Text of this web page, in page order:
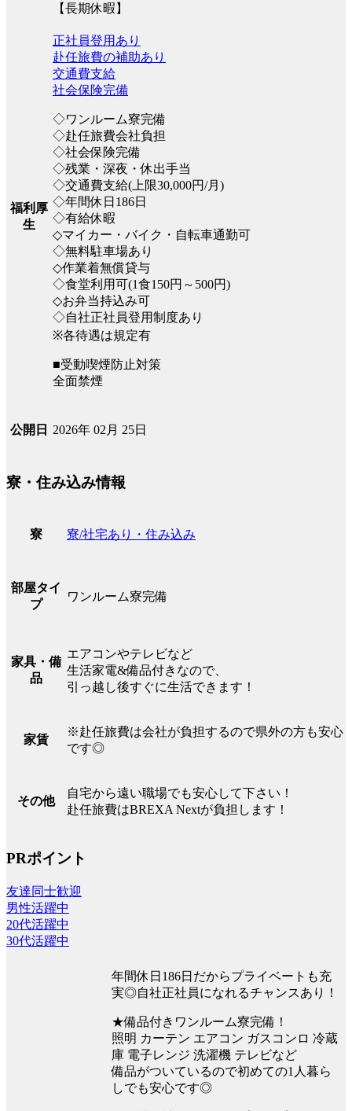
【長期休暇】
福利厚
生
正社員登用あり
赴任旅費の補助あり
交通費支給
社会保険完備
◇ワンルーム寮完備
◇赴任旅費会社負担
◇社会保険完備
◇残業・深夜・休出手当
◇交通費支給(上限30,000円/月)
◇年間休日186日
◇有給休暇
◇マイカー・バイク・自転車通勤可
◇無料駐車場あり
◇作業着無償貸与
◇食堂利用可(1食150円～500円)
◇お弁当持込み可
◇自社正社員登用制度あり
※各待遇は規定有
■受動喫煙防止対策
全面禁煙
公開日 2026年 02月 25日
寮・住み込み情報
寮 寮/社宅あり・住み込み
部屋タイ
プ
ワンルーム寮完備
家具・備
品
エアコンやテレビなど
生活家電&備品付きなので、
引っ越し後すぐに生活できます！
家賃
※赴任旅費は会社が負担するので県外の方も安心
です◎
その他
自宅から遠い職場でも安心して下さい！
赴任旅費はBREXA Nextが負担します！
PRポイント
友達同士歓迎
男性活躍中
20代活躍中
30代活躍中
年間休日186日だからプライベートも充
実◎自社正社員になれるチャンスあり！
★備品付きワンルーム寮完備！
照明 カーテン エアコン ガスコンロ 冷蔵
庫 電子レンジ 洗濯機 テレビなど
備品がついているので初めての1人暮ら
しでも安心です◎